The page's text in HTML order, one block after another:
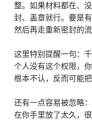
整。如果材料都在、
封、盖章就行。要是
然后再走重新密封的流
这里特别提醒一句：
个人没有这个权限，
根本不认，反而可能
还有一点容易被忽略
在你手里放了太久，